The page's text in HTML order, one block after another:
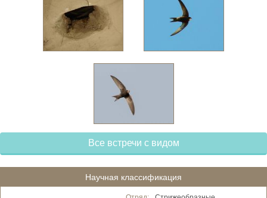
Все встречи с видом
Научная классификация